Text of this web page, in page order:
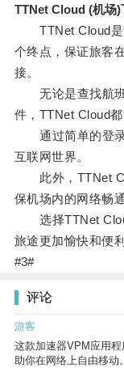
TTNet Cloud (机场)
TTNet Cloud是
个终点，保证旅客
接。
无论是查找航班
件，TTNet Cloud都
通过简单的登录
互联网世界。
此外，TTNet
保机场内的网络畅
选择TTNet
旅途更加愉快和便利
#3#
评论
游客
这款加速器VPM应用
助你在网络上自由移动。